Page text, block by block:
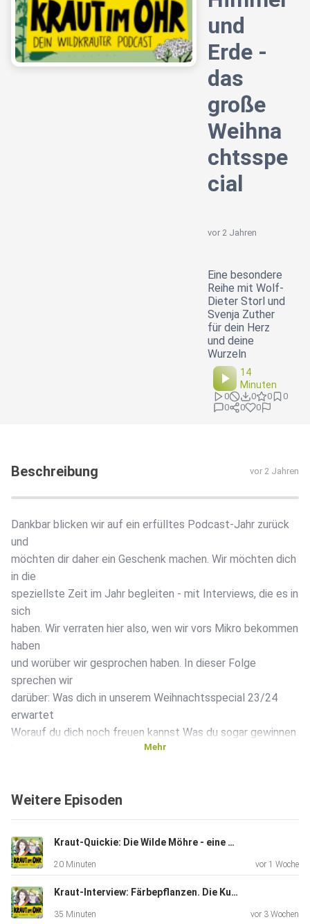
und
Erde -
das
große
Weihna
chtsspe
cial
vor 2 Jahren
Eine besondere
Reihe mit Wolf-
Dieter Storl und
Svenja Zuther
für dein Herz
und deine
Wurzeln
14
Minuten
0 0 0
0
0
0 0
Beschreibung vor 2 Jahren
Dankbar blicken wir auf ein erfülltes Podcast-Jahr zurück
und
möchten dir daher ein Geschenk machen. Wir möchten dich
in die
speziellste Zeit im Jahr begleiten - mit Interviews, die es in
sich
haben. Wir verraten hier also, wen wir vors Mikro bekommen
haben
und worüber wir gesprochen haben. In dieser Folge
sprechen wir
darüber: Was dich in unserem Weihnachtsspecial 23/24
erwartet
Worauf du dich noch freuen kannst Was du sogar gewinnen
geschichte-der-heilkrauterkunde-teil-1
https://kraut-im-ohr.podigee.io/140-kraut-history-teil-3
https://kraut-im-ohr.podigee.io/74-kraeutermaerchen-
special-zu-den-rauhnaechten
und folgende Tracks
https://kraut-im-ohr.podigee.io/12-vorbereitung-auf-die-
Mehr
Weitere Episoden
Kraut-Quickie: Die Wilde Möhre - eine Wunderkerze am Wegesrand
20 Minuten vor 1 Woche
Kraut-Interview: Färbepflanzen. Die Kunst mit Pflanzen Textilien zu färben
35 Minuten vor 3 Wochen